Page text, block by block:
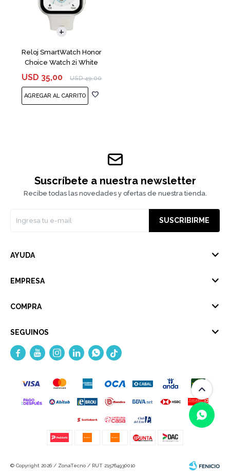
Reloj SmartWatch Honor
Choice Watch 2i White
USD 35,00 USD 49,00
Suscríbete a nuestra newsletter
Recibe todas las novedades y ofertas de nuestra tienda.
SUSCRIBIRME
AYUDA
EMPRESA
COMPRA
SEGUINOS
    
© Copyright 2026 / ZonaTecno / RUT 215764930010